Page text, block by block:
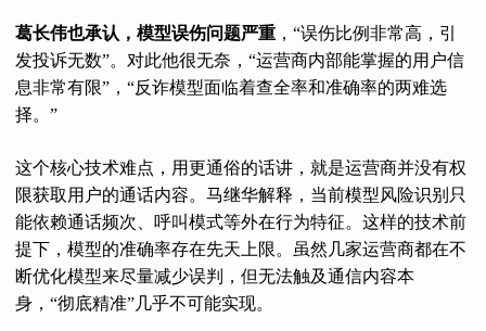
葛长伟也承认，模型误伤问题严重 ，“误伤比例非常高，引
发投诉无数”。对此他很无奈，“运营商内部能掌握的用户信
息非常有限”，“反诈模型面临着查全率和准确率的两难选
择。”
这个核心技术难点，用更通俗的话讲，就是运营商并没有权
限获取用户的通话内容。马继华解释，当前模型风险识别只
能依赖通话频次、呼叫模式等外在行为特征。这样的技术前
提下，模型的准确率存在先天上限。虽然几家运营商都在不
断优化模型来尽量减少误判，但无法触及通信内容本
身，“彻底精准”几乎不可能实现。